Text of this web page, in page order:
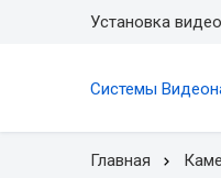
Установка
Системы
Главная